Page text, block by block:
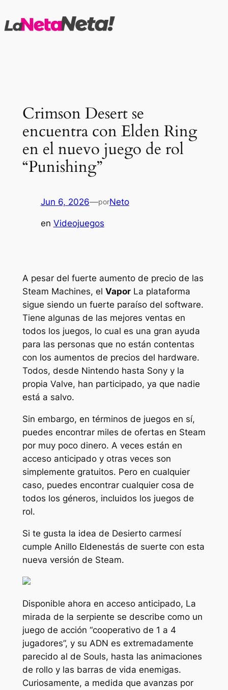
al
Crimson Desert se
encuentra con Elden Ring
en el nuevo juego de rol
“Punishing”
Jun 6, 2026—porNeto
en Videojuegos
A pesar del fuerte aumento de precio de las
Steam Machines, el VaporLa plataforma
sigue siendo un fuerte paraíso del software.
Tiene algunas de las mejores ventas en
todos los juegos, lo cual es una gran ayuda
para las personas que no están contentas
con los aumentos de precios del hardware.
Todos, desde Nintendo hasta Sony y la
propia Valve, han participado, ya que nadie
está a salvo.
Sin embargo, en términos de juegos en sí,
puedes encontrar miles de ofertas en Steam
por muy poco dinero. A veces están en
acceso anticipado y otras veces son
simplemente gratuitos. Pero en cualquier
caso, puedes encontrar cualquier cosa de
todos los géneros, incluidos los juegos de
rol.
Si te gusta la idea de Desierto carmesí
cumple Anillo Eldenestás de suerte con esta
nueva versión de Steam.
Disponible ahora en acceso anticipado, La
mirada de la serpiente se describe como un
juego de acción “cooperativo de 1 a 4
jugadores”, y su ADN es extremadamente
parecido al de Souls, hasta las animaciones
de rollo y las barras de vida enemigas.
Curiosamente, a medida que avanzas por